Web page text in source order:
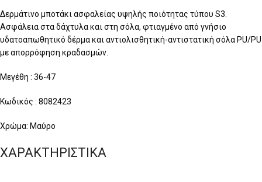
Δερμάτινο μποτάκι ασφαλείας υψηλής ποιότητας τύπου S3.
Ασφάλεια στα δάχτυλα και στη σόλα, φτιαγμένο από γνήσιο
υδατοαπωθητικό δέρμα και αντιολισθητική-αντιστατική σόλα PU/PU
με απορρόφηση κραδασμών.
Μεγέθη : 36-47
Κωδικός : 8082423
Χρώμα: Μαύρο
ΧΑΡΑΚΤΗΡΙΣΤΙΚΑ